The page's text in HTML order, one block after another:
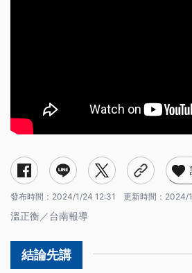
發布時間： 2024/1/24 12:31 更新時間： 2024/
溫正衡／台南報導